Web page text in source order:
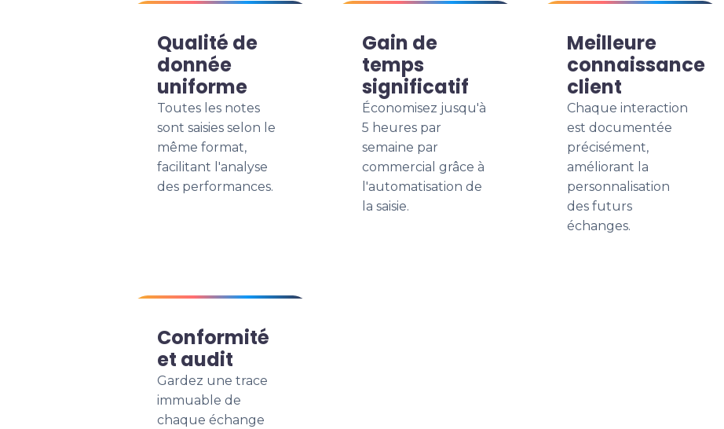
Qualité de
donnée
uniforme
Toutes les notes
sont saisies selon le
même format,
facilitant l'analyse
des performances.
Gain de
temps
significatif
Économisez jusqu'à
5 heures par
semaine par
commercial grâce à
l'automatisation de
la saisie.
Meilleure
connaissance
client
Chaque interaction
est documentée
précisément,
améliorant la
personnalisation
des futurs
échanges.
Conformité
et audit
Gardez une trace
immuable de
chaque échange